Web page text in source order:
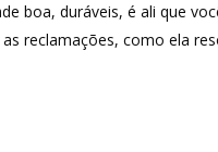
boa, duráveis, é ali que
reclamações, como ela